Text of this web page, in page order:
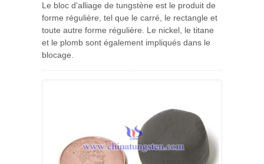
Le bloc d'alliage de tungstène est le produit de
forme régulière, tel que le carré, le rectangle et
toute autre forme régulière. Le nickel, le titane
et le plomb sont également impliqués dans le
blocage.